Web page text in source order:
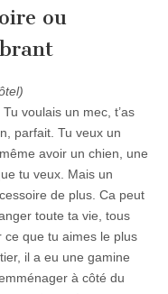
ou
voulais un mec, t’as
parfait. Tu veux un
avoir un chien, une
tu veux. Mais un
de plus. Ca peut
toute ta vie, tous
ce que tu aimes le plus
il a eu une gamine
à côté du